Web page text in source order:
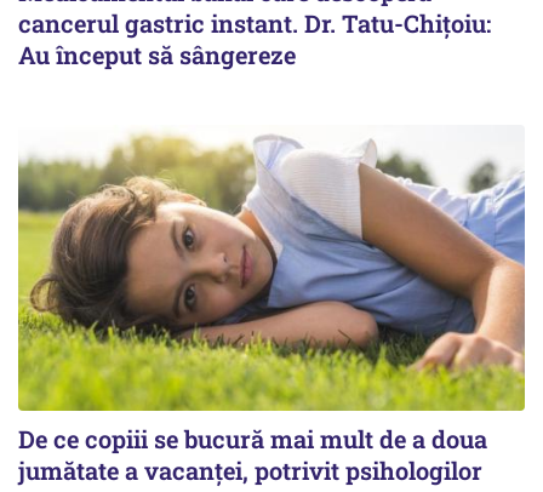
cancerul gastric instant. Dr. Tatu-Chițoiu:
Au început să sângereze
De ce copiii se bucură mai mult de a doua
jumătate a vacanței, potrivit psihologilor